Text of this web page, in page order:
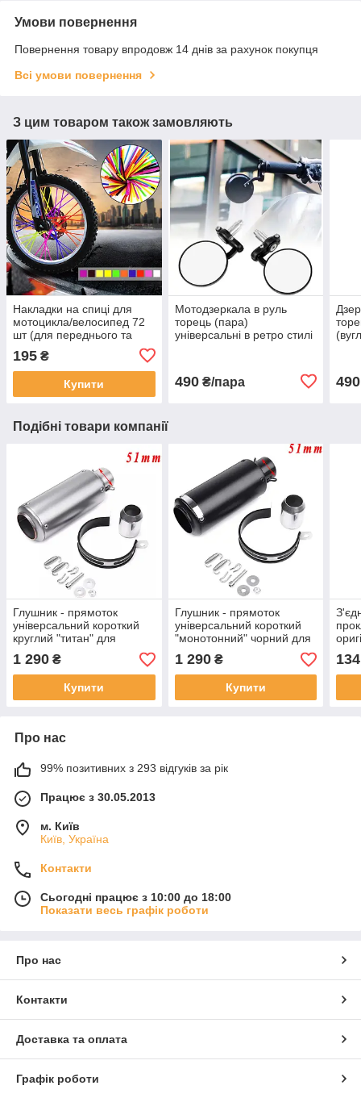
Умови повернення
Повернення товару впродовж 14 днів за рахунок покупця
Всі умови повернення
З цим товаром також замовляють
Накладки на спиці для
мотоцикла/велосипед 72
шт (для переднього та
195 ₴
Купити
Мотодзеркала в руль
торець (пара)
універсальні в ретро стилі
490₴/пара 490
Подібні товари компанії
Глушник - прямоток
універсальний короткий
круглий "титан" для
мотоцикла (скутера)
245х90мм
1 290 ₴
Купити
Глушник - прямоток
універсальний короткий
"монотонний" чорний для
мотоцикла (скутера)
245х90мм
1 290₴
Купити
/
134
Про нас
99% позитивних з 293 відгуків за рік
Працює з 30.05.2013
м. Київ
Київ, Україна
Контакти
Сьогодні працює з 10:00 до 18:00
Показати весь графік роботи
Про нас
Контакти
Доставка та оплата
Графік роботи